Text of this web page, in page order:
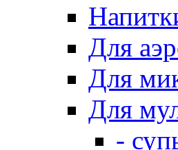
Для
Для
Для
-